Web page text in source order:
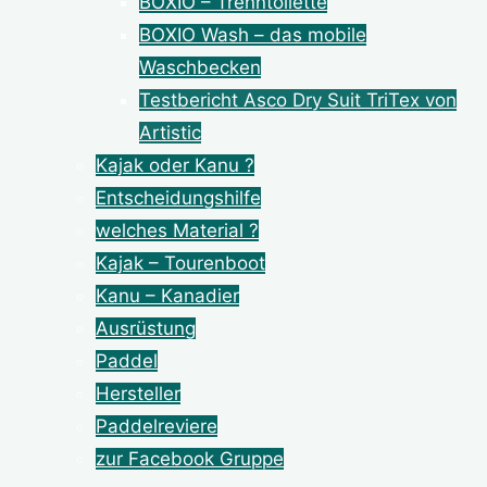
BOXIO Wash – das mobile
Waschbecken
Testbericht Asco Dry Suit TriTex von
Artistic
Kajak oder Kanu ?
Entscheidungshilfe
welches Material ?
Kajak – Tourenboot
Kanu – Kanadier
Ausrüstung
Paddel
Hersteller
Paddelreviere
zur Facebook Gruppe